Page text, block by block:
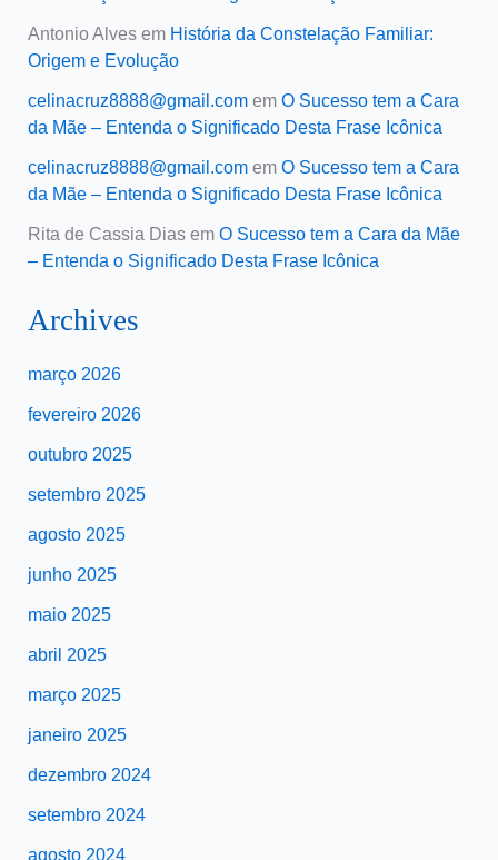
Antonio Alvesem História da Constelação Familiar:
Origem e Evolução
celinacruz8888@gmail.comem O Sucesso tem a Cara
da Mãe – Entenda o Significado Desta Frase Icônica
celinacruz8888@gmail.comem O Sucesso tem a Cara
da Mãe – Entenda o Significado Desta Frase Icônica
Rita de Cassia Diasem O Sucesso tem a Cara da Mãe
– Entenda o Significado Desta Frase Icônica
Archives
março 2026
fevereiro 2026
outubro 2025
setembro 2025
agosto 2025
junho 2025
maio 2025
abril 2025
março 2025
janeiro 2025
dezembro 2024
setembro 2024
agosto 2024